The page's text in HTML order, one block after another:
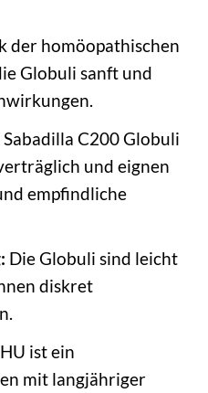
der homöopathischen
Globuli sanft und
Sabadilla C200 Globuli
und eignen
empfindliche
Die Globuli sind leicht
diskret
ist ein
mit langjähriger